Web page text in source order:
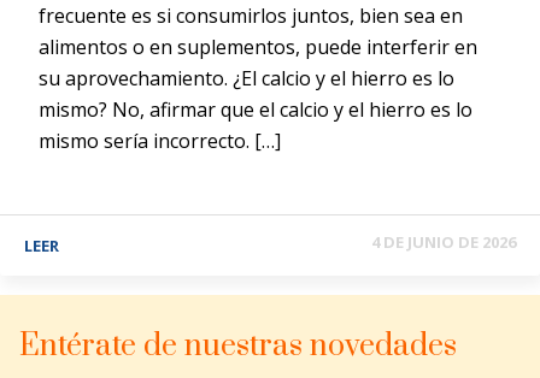
frecuente es si consumirlos juntos, bien sea en
alimentos o en suplementos, puede interferir en
su aprovechamiento. ¿El calcio y el hierro es lo
mismo? No, afirmar que el calcio y el hierro es lo
mismo sería incorrecto. […]
LEER 4 DE JUNIO DE 2026
Entérate de nuestras novedades